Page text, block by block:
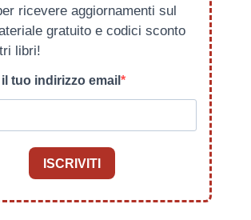
ricevere aggiornamenti sul
gratuito e codici sconto
libri!
tuo indirizzo email
ISCRIVITI